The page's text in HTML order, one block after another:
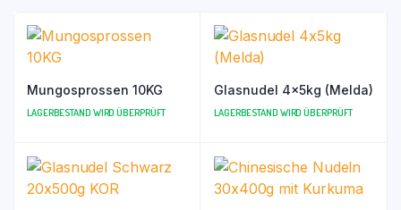
Mungosprossen 10KG
LAGERBESTAND WIRD ÜBERPRÜFT
Glasnudel 4x5kg (Melda)
LAGERBESTAND WIRD ÜBERPRÜFT